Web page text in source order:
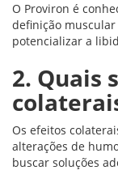
O Proviron é
definição
potencializar a
2. Quais
Os efeitos
alterações de
buscar soluções